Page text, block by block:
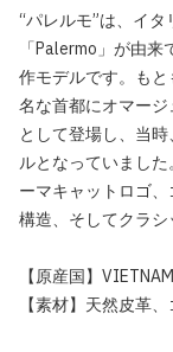
“パレルモ”は、イ
「Palermo」が由
作モデルです。も
名な首都にオマー
として登場し、当
ルとなっていまし
ーマキャットロゴ
構造、そしてクラシ
【原産国】VIETNAM
【素材】天然皮革